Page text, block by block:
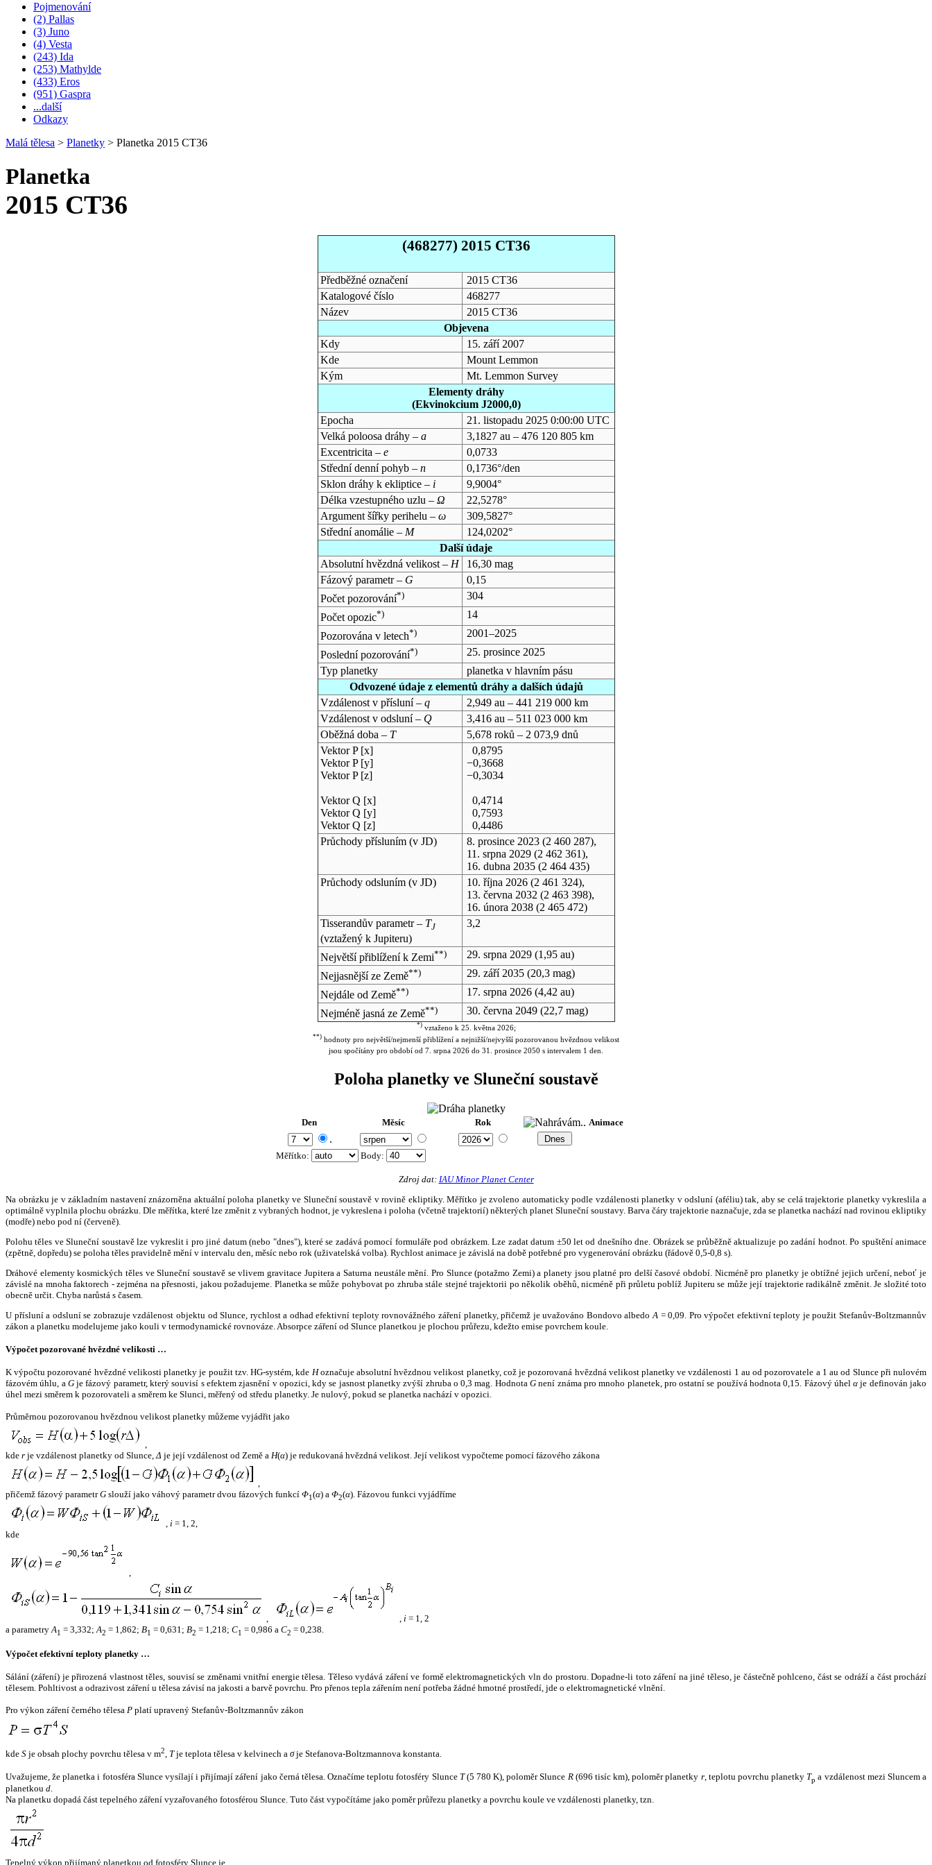
Pojmenování
(2) Pallas
(3) Juno
(4) Vesta
(243) Ida
(253) Mathylde
(433) Eros
(951) Gaspra
...další
Odkazy
Malá tělesa > Planetky > Planetka 2015 CT36
Planetka
2015 CT36
(468277) 2015 CT36
Předběžné označení
2015 CT36
Katalogové číslo
468277
Název
2015 CT36
Objevena
Kdy
15. září 2007
Kde
Mount Lemmon
Kým
Mt. Lemmon Survey
Elementy dráhy
(Ekvinokcium J2000,0)
Epocha
21. listopadu 2025 0:00:00 UTC
Velká poloosa dráhy – a
3,1827 au – 476 120 805 km
Excentricita – e
0,0733
Střední denní pohyb – n
0,1736°/den
Sklon dráhy k ekliptice – i
9,9004°
Délka vzestupného uzlu – Ω
22,5278°
Argument šířky perihelu – ω
309,5827°
Střední anomálie – M
124,0202°
Další údaje
Absolutní hvězdná velikost – H
16,30 mag
Fázový parametr – G
0,15
Počet pozorování*)
304
Počet opozic*)
14
Pozorována v letech*)
2001–2025
Poslední pozorování*)
25. prosince 2025
Typ planetky
planetka v hlavním pásu
Odvozené údaje z elementů dráhy a dalších údajů
Vzdálenost v přísluní – q
2,949 au – 441 219 000 km
Vzdálenost v odsluní – Q
3,416 au – 511 023 000 km
Oběžná doba – T
5,678 roků – 2 073,9 dnů
Vektor P [x]
Vektor P [y]
Vektor P [z]
Vektor Q [x]
Vektor Q [y]
Vektor Q [z]
0,8795
−0,3668
−0,3034
0,4714
0,7593
0,4486
Průchody přísluním (v JD) 8. prosince 2023(2 460 287),
11. srpna 2029(2 462 361),
16. dubna 2035(2 464 435)
Průchody odsluním (v JD) 10. října 2026(2 461 324),
13. června 2032 (2 463 398),
16. února 2038(2 465 472)
Tisserandův parametr – TJ
(vztažený k Jupiteru)
3,2
Největší přiblížení k Zemi**) 29. srpna 2029(1,95 au)
Nejjasnější ze Země**) 29. září 2035(20,3 mag)
Nejdále od Země**) 17. srpna 2026(4,42 au)
Nejméně jasná ze Země**) 30. června 2049(22,7 mag)
*)vztaženo k 25. května 2026;
**) hodnoty pro největší/nejmenší přiblížení a nejnižší/nejvyšší pozorovanou hvězdnou velikost
jsou spočítány pro období od 7. srpna 2026 do 31. prosince 2050 s intervalem 1 den.
Poloha planetky ve Sluneční soustavě
Den Měsíc Rok Animace
.
Měřítko: Body:
Zdroj dat: IAU Minor Planet Center
Na obrázku je v základním nastavení znázorněna aktuální poloha planetky ve Sluneční soustavě v rovině ekliptiky. Měřítko je zvoleno automaticky podle vzdálenosti planetky v odsluní (aféliu) tak, aby se celá trajektorie planetky vykreslila a
optimálně vyplnila plochu obrázku. Dle měřítka, které lze změnit z vybraných hodnot, je vykreslena i poloha (včetně trajektorií) některých planet Sluneční soustavy. Barva čáry trajektorie naznačuje, zda se planetka nachází nad rovinou ekliptiky
(modře) nebo pod ní (červeně).
Polohu těles ve Sluneční soustavě lze vykreslit i pro jiné datum (nebo "dnes"), které se zadává pomocí formuláře pod obrázkem. Lze zadat datum ±50 let od dnešního dne. Obrázek se průběžně aktualizuje po zadání hodnot. Po spuštění animace
(zpětně, dopředu) se poloha těles pravidelně mění v intervalu den, měsíc nebo rok (uživatelská volba). Rychlost animace je závislá na době potřebné pro vygenerování obrázku (řádově 0,5-0,8 s).
Dráhové elementy kosmických těles ve Sluneční soustavě se vlivem gravitace Jupitera a Saturna neustále mění. Pro Slunce (potažmo Zemi) a planety jsou platné pro delší časové období. Nicméně pro planetky je obtížné jejich určení, neboť je
závislé na mnoha faktorech - zejména na přesnosti, jakou požadujeme. Planetka se může pohybovat po zhruba stále stejné trajektorii po několik oběhů, nicméně při průletu poblíž Jupiteru se může její trajektorie radikálně změnit. Je složité toto
obecně určit. Chyba narůstá s časem.
U přísluní a odsluní se zobrazuje vzdálenost objektu od Slunce, rychlost a odhad efektivní teploty rovnovážného záření planetky, přičemž je uvažováno Bondovo albedo A = 0,09. Pro výpočet efektivní teploty je použit Stefanův-Boltzmannův
zákon a planetku modelujeme jako kouli v termodynamické rovnováze. Absorpce záření od Slunce planetkou je plochou průřezu, kdežto emise povrchem koule.
Výpočet pozorované hvězdné velikosti …
K výpočtu pozorované hvězdné velikosti planetky je použit tzv. HG-systém, kde Hoznačuje absolutní hvězdnou velikost planetky, což je pozorovaná hvězdná velikost planetky ve vzdálenosti 1 au od pozorovatele a 1 au od Slunce při nulovém
fázovém úhlu, a Gje fázový parametr, který souvisí s efektem zjasnění v opozici, kdy se jasnost planetky zvýší zhruba o 0,3 mag. HodnotaG není známa pro mnoho planetek, pro ostatní se používá hodnota 0,15. Fázový úhelα je definován jako
úhel mezi směrem k pozorovateli a směrem ke Slunci, měřený od středu planetky. Je nulový, pokud se planetka nachází v opozici.
Průměrnou pozorovanou hvězdnou velikost planetky můžeme vyjádřit jako
,
kde r je vzdálenost planetky od Slunce,Δ je její vzdálenost od Země a H(α) je redukovaná hvězdná velikost. Její velikost vypočteme pomocí fázového zákona
,
přičemž fázový parametrG slouží jako váhový parametr dvou fázových funkcí Φ1(α) a Φ2(α). Fázovou funkci vyjádříme
, i = 1, 2,
kde
,
, , i = 1, 2
a parametryA1 = 3,332;A2 = 1,862; B1 = 0,631; B2 = 1,218; C1 = 0,986 a C2 = 0,238.
Výpočet efektivní teploty planetky …
Sálání (záření) je přirozená vlastnost těles, souvisí se změnami vnitřní energie tělesa. Těleso vydává záření ve formě elektromagnetických vln do prostoru. Dopadne-li toto záření na jiné těleso, je částečně pohlceno, část se odráží a část prochází
tělesem. Pohltivost a odrazivost záření u tělesa závisí na jakosti a barvě povrchu. Pro přenos tepla zářením není potřeba žádné hmotné prostředí, jde o elektromagnetické vlnění.
Pro výkon záření černého tělesa P platí upravený Stefanův-Boltzmannův zákon
kde S je obsah plochy povrchu tělesa v m2, Tje teplota tělesa v kelvinech a σje Stefanova-Boltzmannova konstanta.
Uvažujeme, že planetka i fotosféra Slunce vysílají i přijímají záření jako černá tělesa. Označíme teplotu fotosféry Slunce T(5 780 K), poloměr Slunce R(696 tisíc km), poloměr planetky r, teplotu povrchu planetky Tp a vzdálenost mezi Sluncem a
planetkou d.
Na planetku dopadá část tepelného záření vyzařovaného fotosférou Slunce. Tuto část vypočítáme jako poměr průřezu planetky a povrchu koule ve vzdálenosti planetky, tzn.
Tepelný výkon přijímaný planetkou od fotosféry Slunce je